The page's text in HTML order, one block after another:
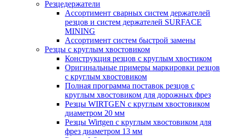
Резцедержатели
Ассортимент сварных систем держателей
резцов и систем держателей SURFACE
MINING
Ассортимент систем быстрой замены
Резцы с круглым хвостовиком
Конструкция резцов с круглым хвостиком
Оригинальные примеры маркировки резцов
с круглым хвостовиком
Полная программа поставок резцов с
круглым хвостовиком для дорожных фрез
Резцы WIRTGEN с круглым хвостовиком
диаметром 20 мм
Резцы Wirtgen с круглым хвостовиком для
фрез диаметром 13 мм